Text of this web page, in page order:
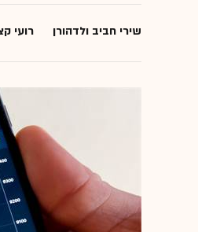
שירי חביב ולדהורן רועי